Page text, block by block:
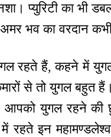
प्युरिटी का भी
भव का वरदान
रहते हैं, कहने में
से तो युगल बहुत
आपको युगल रहने की
रहते इन